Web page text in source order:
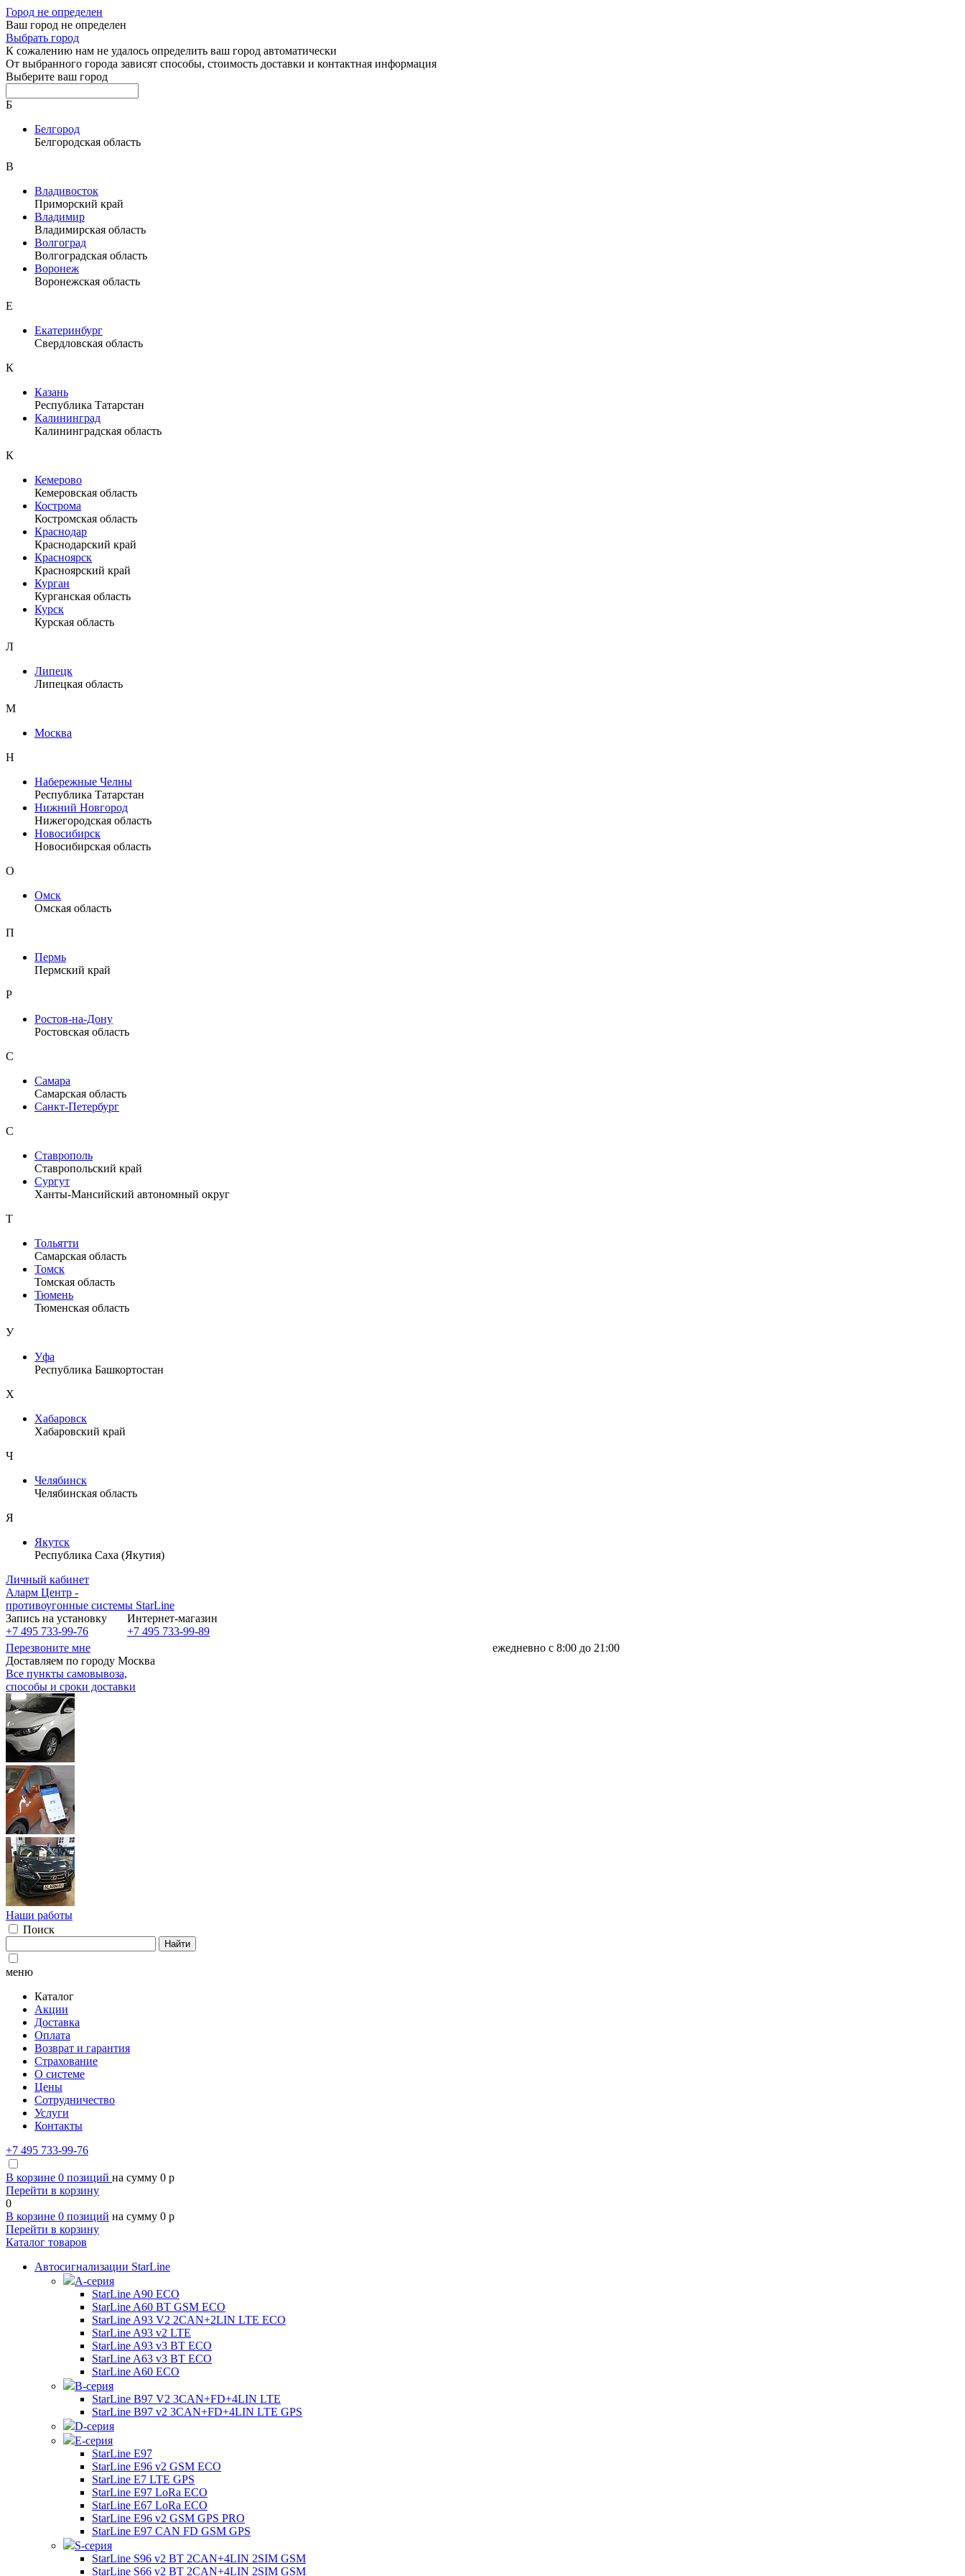
Город не определен
Ваш город не определен
Выбрать город
К сожалению нам не удалось определить ваш город автоматически
От выбранного города зависят способы, стоимость доставки и контактная информация
Выберите ваш город
Б
Белгород
Белгородская область
В
Владивосток
Приморский край
Владимир
Владимирская область
Волгоград
Волгоградская область
Воронеж
Воронежская область
Е
Екатеринбург
Свердловская область
К
Казань
Республика Татарстан
Калининград
Калининградская область
К
Кемерово
Кемеровская область
Кострома
Костромская область
Краснодар
Краснодарский край
Красноярск
Красноярский край
Курган
Курганская область
Курск
Курская область
Л
Липецк
Липецкая область
М
Москва
Н
Набережные Челны
Республика Татарстан
Нижний Новгород
Нижегородская область
Новосибирск
Новосибирская область
О
Омск
Омская область
П
Пермь
Пермский край
Р
Ростов-на-Дону
Ростовская область
С
Самара
Самарская область
Санкт-Петербург
С
Ставрополь
Ставропольский край
Сургут
Ханты-Мансийский автономный округ
Т
Тольятти
Самарская область
Томск
Томская область
Тюмень
Тюменская область
У
Уфа
Республика Башкортостан
Х
Хабаровск
Хабаровский край
Ч
Челябинск
Челябинская область
Я
Якутск
Республика Саха (Якутия)
Личный кабинет
Аларм Центр -
противоугонные системы StarLine
Запись на установку
+7 495 733-99-76
Интернет-магазин
+7 495 733-99-89
Перезвоните мне
ежедневно с 8:00 до 21:00
Доставляем по городу Москва
Все пункты самовывоза,
способы и сроки доставки
Наши работы
Поиск
Найти
меню
Каталог
Акции
Доставка
Оплата
Возврат и гарантия
Страхование
О системе
Цены
Сотрудничество
Услуги
Контакты
+7 495 733-99-76
В корзине 0 позиций на сумму 0 p
Перейти в корзину
0
В корзине 0 позиций на сумму 0 p
Перейти в корзину
Каталог товаров
Автосигнализации StarLine
А-серия
StarLine A90 ECO
StarLine A60 BT GSM ECO
StarLine A93 V2 2CAN+2LIN LTE ECO
StarLine A93 v2 LTE
StarLine A93 v3 BT ECO
StarLine A63 v3 BT ECO
StarLine A60 ECO
B-серия
StarLine B97 V2 3CAN+FD+4LIN LTE
StarLine B97 v2 3CAN+FD+4LIN LTE GPS
D-серия
E-серия
StarLine E97
StarLine E96 v2 GSM ECO
StarLine E7 LTE GPS
StarLine E97 LoRa ECO
StarLine E67 LoRa ECO
StarLine E96 v2 GSM GPS PRO
StarLine E97 CAN FD GSM GPS
S-серия
StarLine S96 v2 BT 2CAN+4LIN 2SIM GSM
StarLine S66 v2 BT 2CAN+4LIN 2SIM GSM